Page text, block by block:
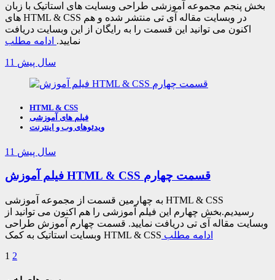
بخش پنجم مجموعه آموزشی طراحی وبسایت های استاتیک با زبان
های HTML & CSS در وبسایت مقاله آی تی منتشر شده و هم
اکنون می توانید این قسمت را به رایگان از این وبسایت دریافت
نمایید. ادامه مطلب
11 سال پیش
HTML & CSS
فیلم های آموزشی
ویدئوهای وب و اینترنت
11 سال پیش
فیلم آموزش HTML & CSS قسمت چهارم
به چهارمین قسمت از مجموعه آموزشی HTML & CSS
رسیدیم.بخش چهارم این فیلم آموزشی را هم اکنون می توانید از
وبسایت مقاله آی تی دریافت نمایید. قسمت چهارم آموزش طراحی
وبسایت استاتیک به کمک HTML & CSS ادامه مطلب
1 2